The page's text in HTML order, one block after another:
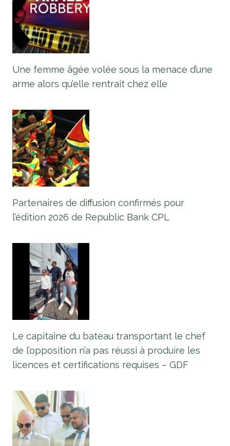
Une femme âgée volée sous la menace d’une
arme alors qu’elle rentrait chez elle
Partenaires de diffusion confirmés pour
l’édition 2026 de Republic Bank CPL
Le capitaine du bateau transportant le chef
de l’opposition n’a pas réussi à produire les
licences et certifications requises – GDF